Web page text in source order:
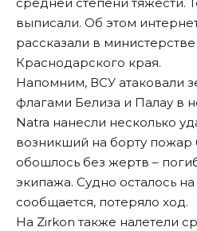
выписали. Об этом
рассказали в
Краснодарского края.
Напомним, ВСУ атаковали
флагами Белиза и Палау в
Natra нанесли несколько
возникший на борту пожар
обошлось без жертв –
экипажа. Судно осталось на
сообщается, потеряло ход.
На Zirkon также налетели